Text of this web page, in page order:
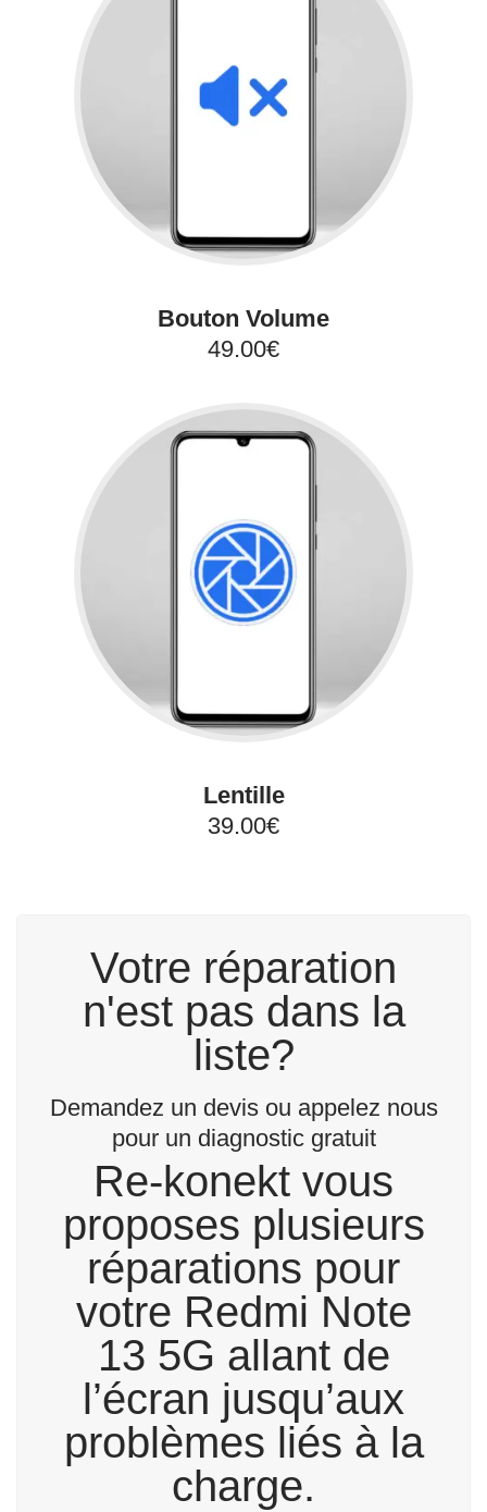
Bouton Volume
49.00€
Lentille
39.00€
Votre réparation
n'est pas dans la
liste?
Demandez un devis ou appelez nous
pour un diagnostic gratuit
Re-konekt vous
proposes plusieurs
réparations pour
votre Redmi Note
13 5G allant de
l’écran jusqu’aux
problèmes liés à la
charge.